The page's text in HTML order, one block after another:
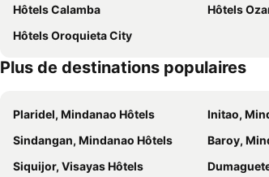
Hôtels Calamba
Hôtels
Hôtels Oroquieta City
Plus de destinations populaires
Plaridel, Mindanao Hôtels Initao,
Sindangan, Mindanao Hôtels
Baroy,
Siquijor, Visayas Hôtels